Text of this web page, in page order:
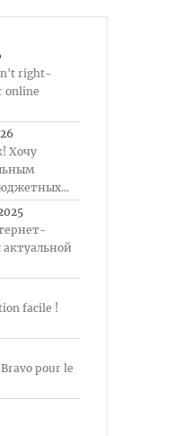
right-
online
Хочу
актуальной
facile !
pour le